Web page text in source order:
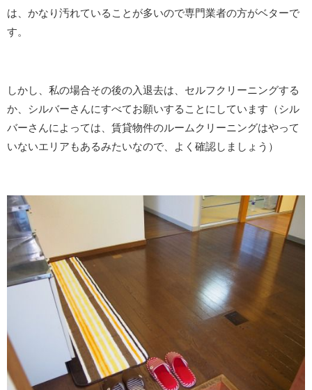
は、かなり汚れていることが多いので専門業者の方がベターで
す。
しかし、私の場合その後の入退去は、セルフクリーニングする
か、シルバーさんにすべてお願いすることにしています（シル
バーさんによっては、賃貸物件のルームクリーニングはやって
いないエリアもあるみたいなので、よく確認しましょう）